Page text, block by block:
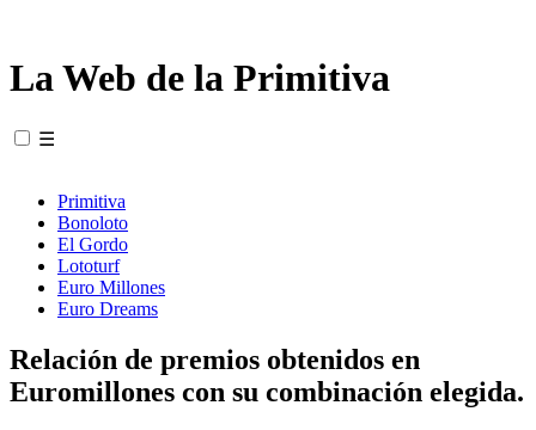
La Web de la Primitiva
☰
Primitiva
Bonoloto
El Gordo
Lototurf
Euro Millones
Euro Dreams
Relación de premios obtenidos en
Euromillones con su combinación elegida.